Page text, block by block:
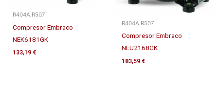
R404A,R507
Compresor Embraco
NEK6181GK
133,19 €
R404A,R507
Compresor Embraco
NEU2168GK
183,59 €